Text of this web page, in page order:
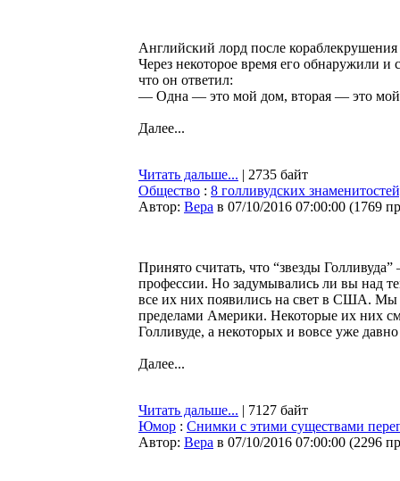
Английский лорд после
Через некоторое время его обнаружили
что он ответил:
— Одна — это мой дом, вторая — это мой
Далее...
Читать дальше... | 2735 байт
Общество : 8 голливудских
Автор: Bepa в 07/10/2016 07:00:00 (1769
Принято считать, что “звезды
профессии. Но задумывались ли вы над
все их них появились на свет в США. Мы
пределами Америки. Некоторые их них
Голливуде, а некоторых и вовсе уже
Далее...
Читать дальше... | 7127 байт
Юмор : Снимки с этими существами
Автор: Bepa в 07/10/2016 07:00:00 (2296